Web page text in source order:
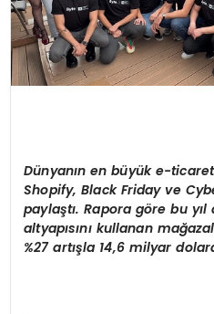
Dünyanın en büyük e-
Shopify, Black Friday ve
paylaştı. Rapora göre bu yıl
altyapısını kullanan mağ
%27 artışla 14,6 milyar